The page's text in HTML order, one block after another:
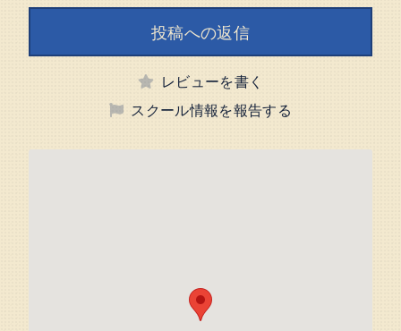
投稿への返信
レビューを書く
スクール情報を報告する